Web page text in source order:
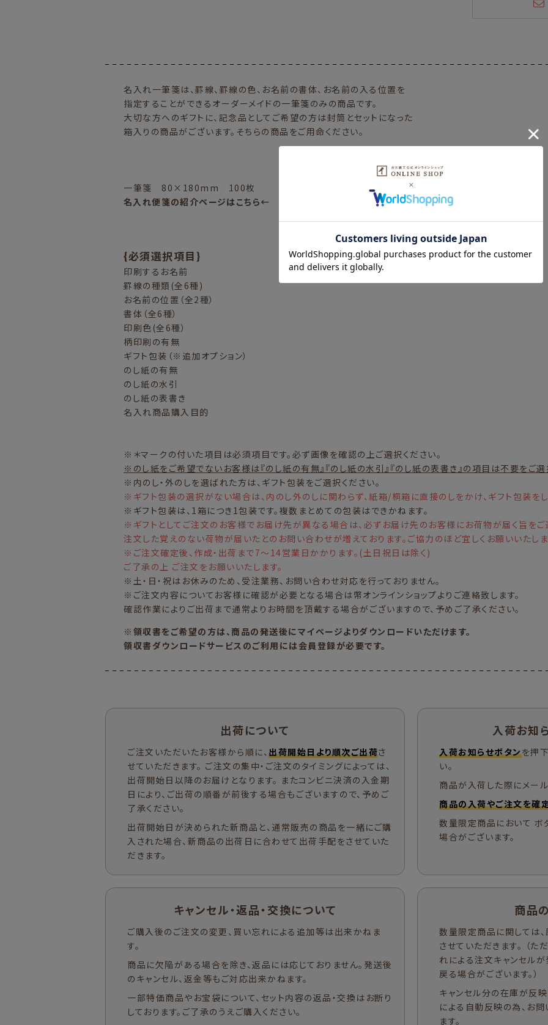
名入れ一筆箋は、罫線、罫線の色、お名前の書体、お名前の入る位置を
指定することができるオーダーメイドの一筆箋のみの商品です。
大切な方へのギフトに、記念品としてご希望の方は封筒とセットになった
箱入りの商品がございます。そちらの商品をご用命ください。
一筆箋 80×180mm 100枚
名入れ便箋の紹介ページはこちら←
{必須選択項目}
印刷するお名前
罫線の種類(全6種)
お名前の位置（全2種）
書体（全6種）
印刷色(全6種）
柄印刷の有無
ギフト包装（※追加オプション）
のし紙の有無
のし紙の水引
のし紙の表書き
名入れ商品購入目的
※＊マークの付いた項目は必須項目です。必ず画像を確認の上ご選択ください。
※のし紙をご希望でないお客様は『のし紙の有無』『のし紙の水引』『のし紙の表書き』の項目は不要をご選
※内のし・外のしを選ばれた方は、ギフト包装をご選択ください。
※ギフト包装の選択がない場合は、内のし外のしに関わらず、紙箱/桐箱に直接のしをかけ、ギフト包装を
※ギフト包装は、1箱につき1包装です。複数まとめての包装はできかねます。
※ギフトとしてご注文のお客様でお届け先が異なる場合は、必ずお届け先のお客様にお荷物が届く旨をご
注文した覚えのない荷物が届いたとのお問い合わせが増えております。ご協力のほど宜しくお願いいたしま
※ご注文確定後、作成・出荷まで7～14営業日かかります。(土日祝日は除く)
ご了承の上 ご注文をお願いいたします。
※土・日・祝はお休みのため、受注業務、お問い合わせ対応を行っておりません。
※ご注文内容についてお客様に確認が必要となる場合は幣オンラインショップよりご連絡致します。
確認作業によりご出荷まで通常よりお時間を頂戴する場合がございますので、予めご了承ください。
※領収書をご希望の方は、商品の発送後にマイページよりダウンロードいただけます。
領収書ダウンロードサービスのご利用には会員登録が必要です。
出荷について
ご注文いただいたお客様から順に、出荷開始日より順次ご出荷さ
せていただきます。 ご注文の集中・ご注文のタイミングによっては、
出荷開始日以降のお届けとなります。 またコンビニ決済の入金期
日により、ご出荷の順番が前後する場合もございますので、予めご
了承ください。
出荷開始日が決められた新商品と、通常販売の商品を一緒にご購
入された場合、新商品の出荷日に合わせて出荷手配をさせていた
だきます。
入荷お知
入荷お知らせボタンを押
い。
商品が入荷した際にメール
商品の入荷やご注文を確
数量限定商品において ボ
場合がございます。
キャンセル・返品・交換について
ご購入後のご注文の変更、買い忘れによる追加等は出来かねま
す。
商品に欠陥がある場合を除き、返品には応じておりません。発送後
のキャンセル、返金等もご対応出来かねます。
一部特価商品やお宝袋について、セット内容の返品・交換はお断り
しております。ご了承のうえご購入ください。
商品
数量限定商品に関しては、
させていただきます。 （
れによる注文キャンセル
戻る場合がございます。）
キャンセル分の在庫が反
による自動反映の為、お
ます。